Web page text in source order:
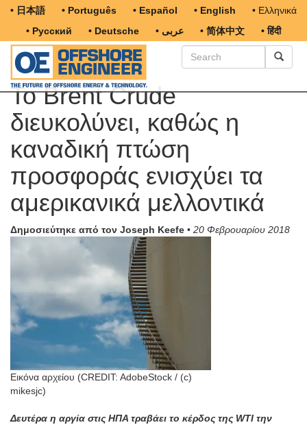
• 日本語 • Português • Español • English
• Ελληνικά
• Русский
• Deutsche • عربى • 简体中文 • हिंदी
Το Brent Crude
διευκολύνει, καθώς η
καναδική πτώση
προσφοράς ενισχύει τα
αμερικανικά μελλοντικά
Δημοσιεύτηκε από τον Joseph Keefe • 20 Φεβρουαρίου 2018
Εικόνα αρχείου (CREDIT: AdobeStock / (c)
mikesjc)
Δευτέρα η αργία στις ΗΠΑ τραβάει το κέρδος της WTI την